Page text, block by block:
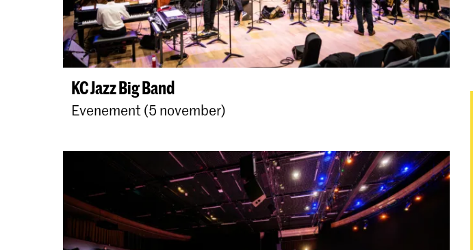
KC Jazz Big Band
Evenement (5 november)